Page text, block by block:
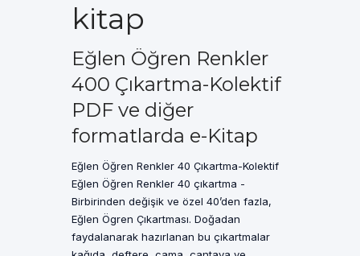
kitap
Eğlen Öğren Renkler
400 Çıkartma-Kolektif
PDF ve diğer
formatlarda e-Kitap
Eğlen Öğren Renkler 40 Çıkartma-Kolektif
Eğlen Öğren Renkler 40 çıkartma -
Birbirinden değişik ve özel 40’den fazla,
Eğlen Ögren Çıkartması. Doğadan
faydalanarak hazırlanan bu çıkartmalar